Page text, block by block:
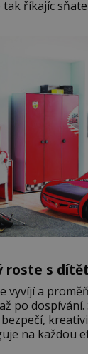
říkajíc
roste s
vyvíjí a
po
na každou